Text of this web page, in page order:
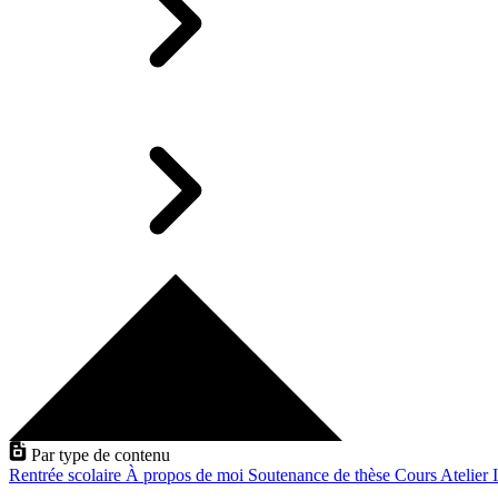
Par type de contenu
Rentrée scolaire À propos de moi Soutenance de thèse Cours Atelier